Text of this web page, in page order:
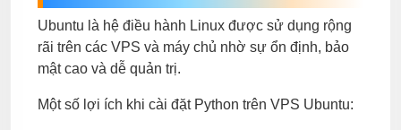
Ubuntu là hệ điều hành Linux được sử dụng rộng
rãi trên các VPS và máy chủ nhờ sự ổn định, bảo
mật cao và dễ quản trị.
Một số lợi ích khi cài đặt Python trên VPS Ubuntu: